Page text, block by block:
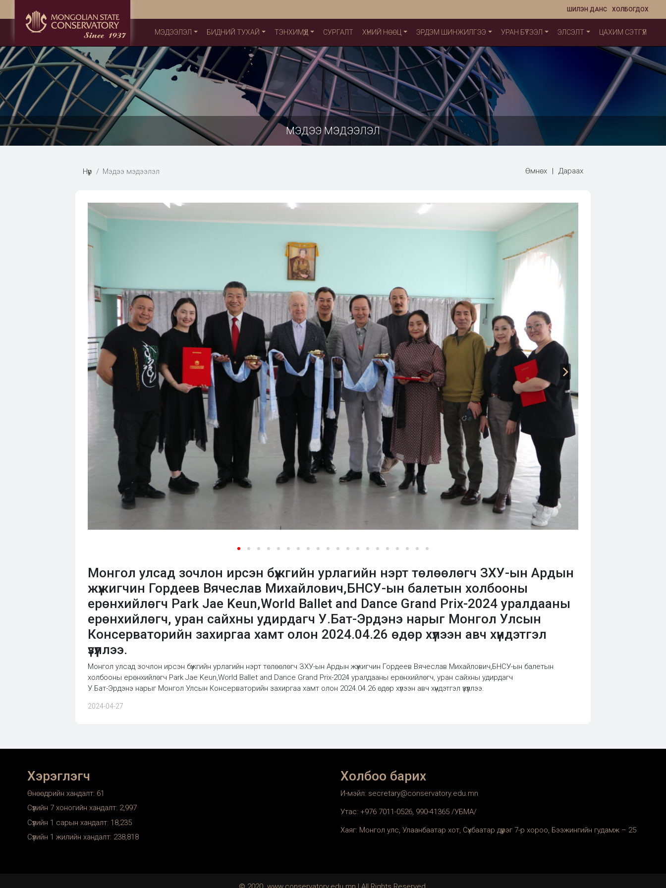
ХОЛБОГДОХ
ШИЛЭН ДАНС
МЭДЭЭЛЭЛ БИДНИЙ ТУХАЙ ТЭНХИМҮҮД СУРГАЛТ ХҮНИЙ НӨӨЦ ЭРДЭМ ШИНЖИЛГЭЭ УРАН БҮТЭЭЛ ЭЛСЭЛТ ЦАХИМ СЭТГҮҮЛ
МЭДЭЭ МЭДЭЭЛЭЛ
Нүүр Мэдээ мэдээлэл Өмнөх | Дараах
Монгол улсад зочлон ирсэн бүжгийн урлагийн нэрт төлөөлөгч ЗХУ-ын Ардын
жүжигчин Гордеев Вячеслав Михайлович,БНСУ-ын балетын холбооны
ерөнхийлөгч Park Jae Keun,World Ballet and Dance Grand Prix-2024 уралдааны
ерөнхийлөгч, уран сайхны удирдагч У.Бат-Эрдэнэ нарыг Монгол Улсын
Консерваторийн захиргаа хамт олон 2024.04.26 өдөр хүлээн авч хүндэтгэл
үзүүллээ.
Монгол улсад зочлон ирсэн бүжгийн урлагийн нэрт төлөөлөгч ЗХУ-ын Ардын жүжигчин Гордеев Вячеслав Михайлович,БНСУ-ын балетын
холбооны ерөнхийлөгч Park Jae Keun,World Ballet and Dance Grand Prix-2024 уралдааны ерөнхийлөгч, уран сайхны удирдагч
У.Бат-Эрдэнэ нарыг Монгол Улсын Консерваторийн захиргаа хамт олон 2024.04.26 өдөр хүлээн авч хүндэтгэл үзүүллээ.
2024-04-27
Хэрэглэгч
Өнөөдрийн хандалт: 61
Сүүлийн 7 хоногийн хандалт: 2,997
Сүүлийн 1 сарын хандалт: 18,235
Сүүлийн 1 жилийн хандалт: 238,818
Холбоо барих
И-мэйл: secretary@conservatory.edu.mn
Утас: +976 7011-0526, 990-41365 /УБМА/
Хаяг: Монгол улс, Улаанбаатар хот, Сүхбаатар дүүрэг 7-р хороо, Бээжингийн гудамж – 25